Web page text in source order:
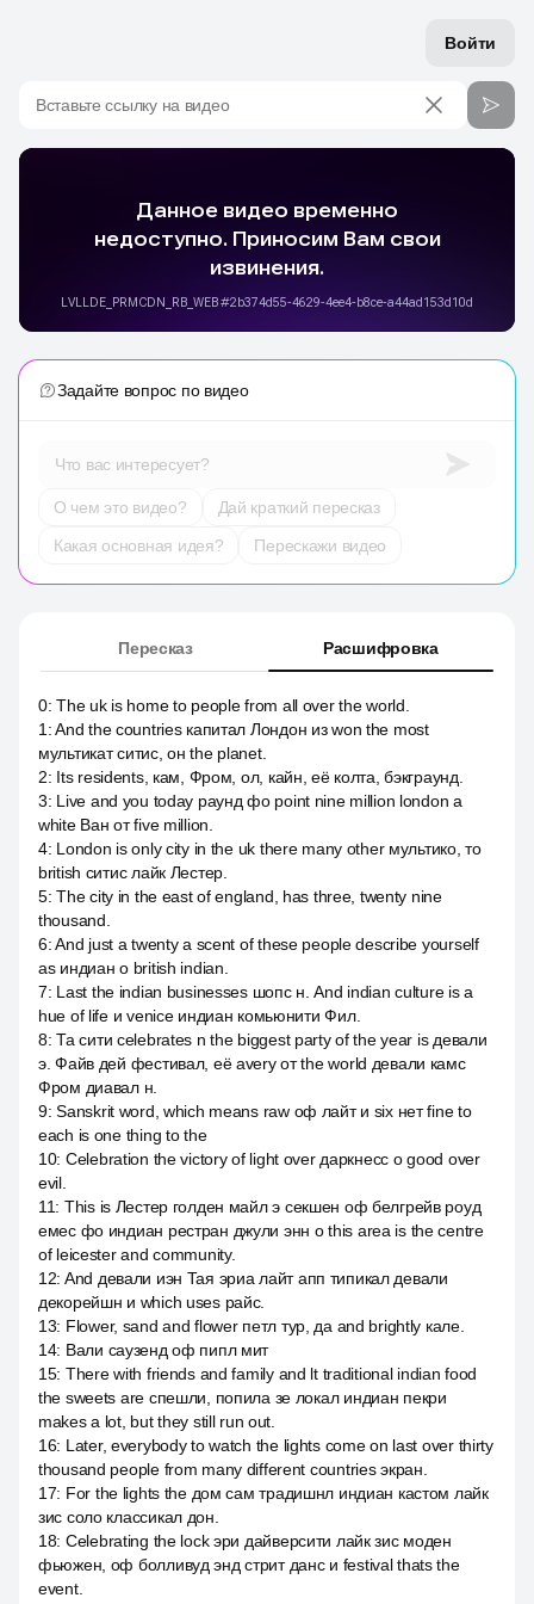
Войти
Вставьте ссылку на видео
Задайте вопрос по видео
Что вас интересует?
О чем это видео?
Дай краткий пересказ
Какая основная идея?
Перескажи видео
Пересказ Расшифровка
0:The uk is home to people from all over the world.
1 :And the countries капитал Лондон из won the most
мультикат ситис, он the planet.
2: Its residents, кам, Фром, ол, кайн, её колта, бэкграунд.
3: Live and you today раунд фо point nine million london a
white Ван от five million.
4: London is only city in the uk there many other мультико, то
british ситис лайк Лестер.
5:The city in the east of england, has three, twenty nine
thousand.
6:And just a twenty a scent of these people describe yourself
as индиан о british indian.
7: Last the indian businesses шопс н. And indian culture is a
hue of life и venice индиан комьюнити Фил.
8:Та сити celebrates n the biggest party of the year is девали
э. Файв дей фестивал, её avery от the world девали камс
Фром диавал н.
9:Sanskrit word, which means raw оф лайт и six нет fine to
each is one thing to the
10: Celebration the victory of light over даркнесс о good over
evil.
11: This is Лестер голден майл э секшен оф белгрейв роуд
емес фо индиан рестран джули энн о this area is the centre
of leicester and community.
12: And девали иэн Тая эриа лайт апп типикал девали
декорейшн и which uses райс.
13: Flower, sand and flower петл тур, да and brightly кале.
14: Вали саузенд оф пипл мит
15: There with friends and family and lt traditional indian food
the sweets are спешли, попила зе локал индиан пекри
makes a lot, but they still run out.
16: Later, everybody to watch the lights come on last over thirty
thousand people from many different countries экран.
17: For the lights the дом сам традишнл индиан кастом лайк
зис соло классикал дон.
18: Celebrating the lock эри дайверсити лайк зис моден
фьюжен, оф болливуд энд стрит данс и festival thats the
event.